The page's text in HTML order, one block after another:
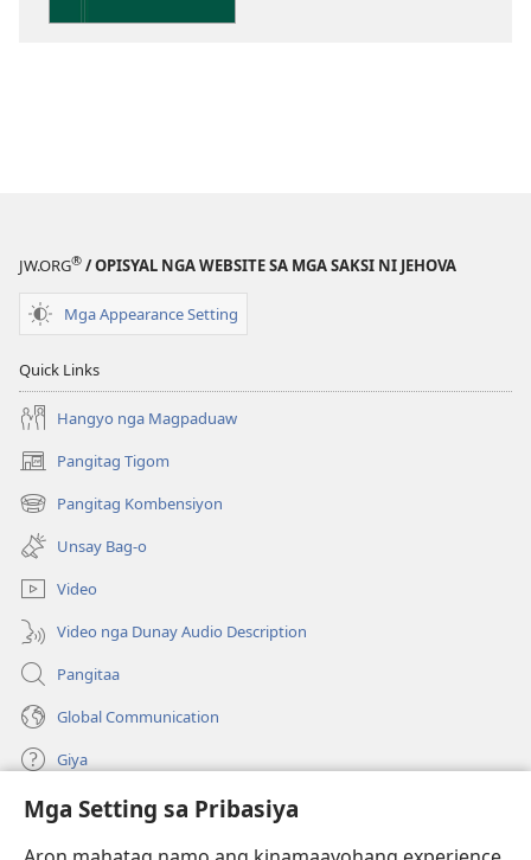
Mga Setting sa Pribasiya
JW.ORG® / OPISYAL NGA WEBSITE SA MGA SAKSI NI JEHOVA
Mga Appearance Setting
Quick Links
Hangyo nga Magpaduaw
Pangitag Tigom
(mo-
open
ug
bag-
ong
window)
Pangitag Kombensiyon
(mo-
open
ug
bag-
ong
window)
Unsay Bag-o
Video
Video nga Dunay Audio Description
Pangitaa
Global Communication
Giya
Donasyon
(mo-
open